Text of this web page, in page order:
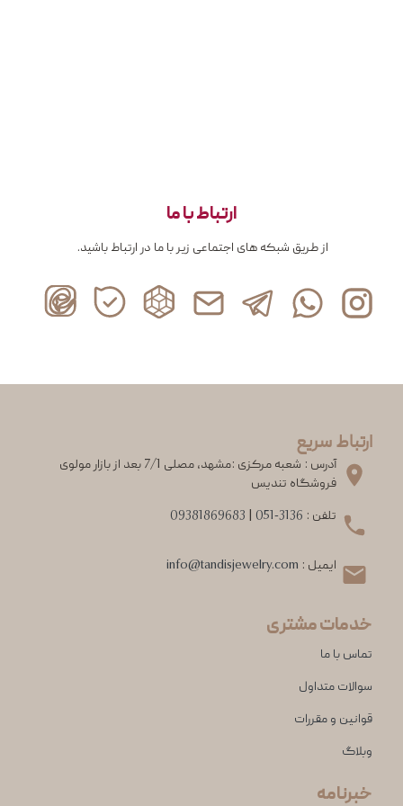
ارتباط با ما
از طریق شبکه های اجتماعی زیر با ما در ارتباط باشید.
ارتباط سریع
آدرس : شعبه مرکزی :مشهد، مصلی 7/1 بعد از بازار مولوی
فروشگاه تندیس
تلفن : 051-3136
09381869683
ایمیل : info@tandisjewelry.com
خدمات مشتری
تماس با ما
سوالات متداول
قوانین و مقررات
وبلاگ
خبرنامه